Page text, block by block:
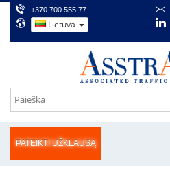
+370 700 555 77
Lietuva
PATEIKTI UŽKLAUSĄ